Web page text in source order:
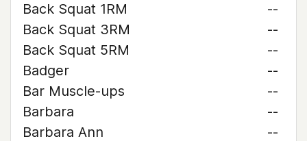
Back Squat 1RM
--
Back Squat 3RM
--
Back Squat 5RM
--
Badger
--
Bar Muscle-ups
--
Barbara
--
Barbara Ann
--